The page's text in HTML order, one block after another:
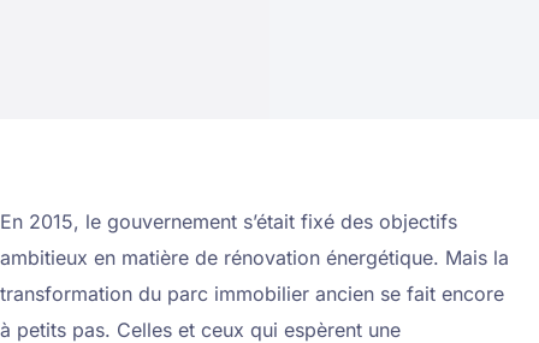
En 2015, le gouvernement s’était fixé des objectifs
ambitieux en matière de rénovation énergétique. Mais la
transformation du parc immobilier ancien se fait encore
à petits pas. Celles et ceux qui espèrent une